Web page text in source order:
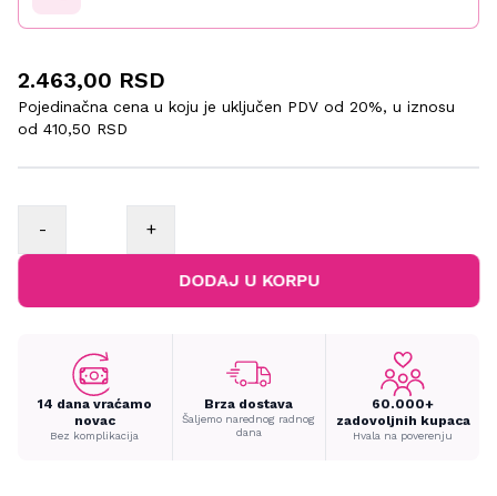
2.463,00 RSD
Pojedinačna cena u koju je uključen PDV od 20%, u iznosu
od 410,50 RSD
- +
DODAJ U KORPU
14 dana vraćamo
novac
Bez komplikacija
Brza dostava
Šaljemo narednog radnog
dana
60.000+
zadovoljnih kupaca
Hvala na poverenju